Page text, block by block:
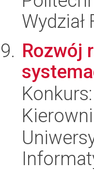
Rozwój
Konkurs: